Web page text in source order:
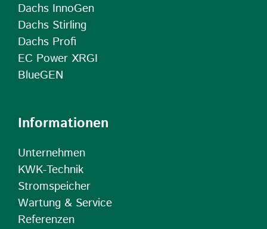
Dachs InnoGen
Dachs Stirling
Dachs Profi
EC Power XRGI
BlueGEN
Informationen
Unternehmen
KWK-Technik
Stromspeicher
Wartung & Service
Referenzen